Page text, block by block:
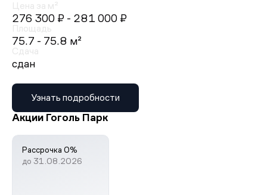
Цена за м²
276 300 ₽ - 281 000 ₽
Площадь
75.7 - 75.8 м²
Сдача
сдан
Узнать подробности
Акции Гоголь Парк
Рассрочка 0%
до 31.08.2026